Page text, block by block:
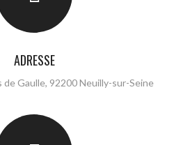
ADRESSE
de Gaulle, 92200 Neuilly-sur-Seine